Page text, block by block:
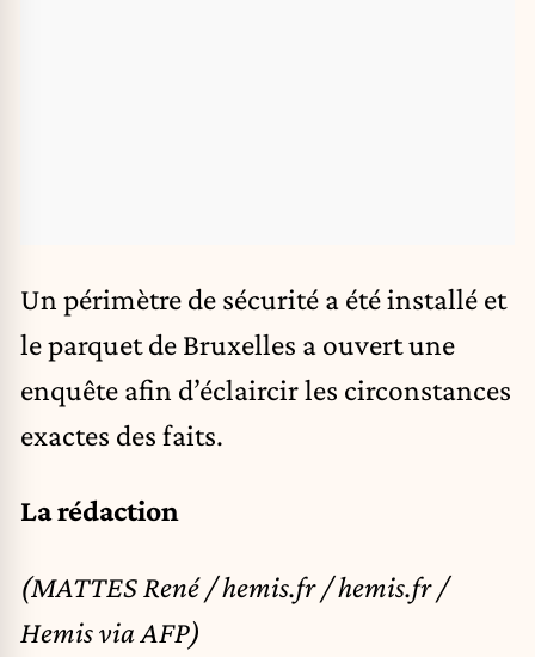
Un périmètre de sécurité a été installé et
le parquet de Bruxelles a ouvert une
enquête afin d’éclaircir les circonstances
exactes des faits.
La rédaction
(MATTES René / hemis.fr / hemis.fr /
Hemis via AFP)